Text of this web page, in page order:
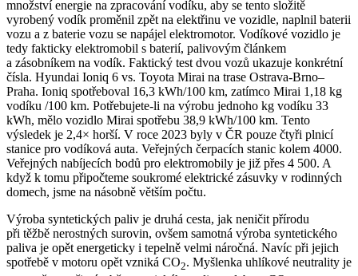
množství energie na zpracování vodíku, aby se tento složitě
vyrobený vodík proměnil zpět na elektřinu ve vozidle, naplnil baterii
vozu a z baterie vozu se napájel elektromotor. Vodíkové vozidlo je
tedy fakticky elektromobil s baterií, palivovým článkem
a zásobníkem na vodík. Faktický test dvou vozů ukazuje konkrétní
čísla. Hyundai Ioniq 6 vs. Toyota Mirai na trase Ostrava-Brno–
Praha. Ioniq spotřeboval 16,3 kWh/100 km, zatímco Mirai 1,18 kg
vodíku /100 km. Potřebujete-li na výrobu jednoho kg vodíku 33
kWh, mělo vozidlo Mirai spotřebu 38,9 kWh/100 km. Tento
výsledek je 2,4× horší. V roce 2023 byly v ČR pouze čtyři plnicí
stanice pro vodíková auta. Veřejných čerpacích stanic kolem 4000.
Veřejných nabíjecích bodů pro elektromobily je již přes 4 500. A
když k tomu připočteme soukromé elektrické zásuvky v rodinných
domech, jsme na násobně větším počtu.
Výroba syntetických paliv je druhá cesta, jak neničit přírodu
při těžbě nerostných surovin, ovšem samotná výroba syntetického
paliva je opět energeticky i tepelně velmi náročná. Navíc při jejich
spotřebě v motoru opět vzniká CO2. Myšlenka uhlíkové neutrality je